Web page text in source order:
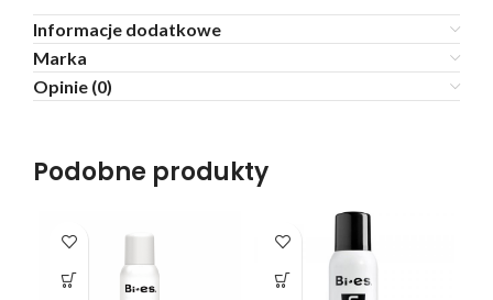
Informacje dodatkowe
Marka
Opinie (0)
Podobne produkty